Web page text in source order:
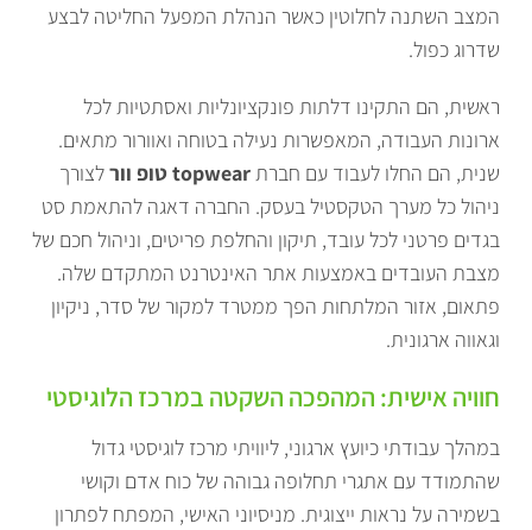
המצב השתנה לחלוטין כאשר הנהלת המפעל החליטה לבצע
שדרוג כפול.
ראשית, הם התקינו דלתות פונקציונליות ואסתטיות לכל
ארונות העבודה, המאפשרות נעילה בטוחה ואוורור מתאים.
שנית, הם החלו לעבוד עם חברתtopwear טופ וור
לצורך
ניהול כל מערך הטקסטיל בעסק. החברה דאגה להתאמת סט
בגדים פרטני לכל עובד, תיקון והחלפת פריטים, וניהול חכם של
מצבת העובדים באמצעות אתר האינטרנט המתקדם שלה.
פתאום, אזור המלתחות הפך ממטרד למקור של סדר, ניקיון
וגאווה ארגונית.
חוויה אישית: המהפכה השקטה במרכז הלוגיסטי
במהלך עבודתי כיועץ ארגוני, ליוויתי מרכז לוגיסטי גדול
שהתמודד עם אתגרי תחלופה גבוהה של כוח אדם וקושי
בשמירה על נראות ייצוגית. מניסיוני האישי, המפתח לפתרון